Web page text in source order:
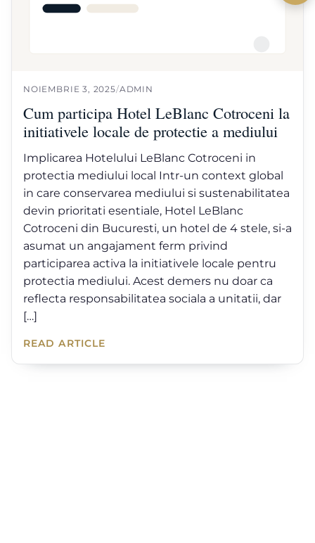
NOIEMBRIE 3, 2025/ADMIN
Cum participa Hotel LeBlanc Cotroceni la
initiativele locale de protectie a mediului
Implicarea Hotelului LeBlanc Cotroceni in
protectia mediului local Intr-un context global
in care conservarea mediului si sustenabilitatea
devin prioritati esentiale, Hotel LeBlanc
Cotroceni din Bucuresti, un hotel de 4 stele, si-a
asumat un angajament ferm privind
participarea activa la initiativele locale pentru
protectia mediului. Acest demers nu doar ca
reflecta responsabilitatea sociala a unitatii, dar
[…]
READ ARTICLE